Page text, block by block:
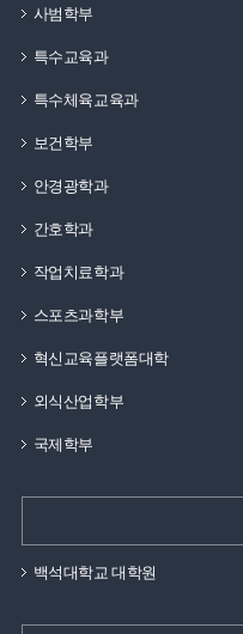
사범학부
특수교육과
특수체육교육과
보건학부
안경광학과
간호학과
작업치료학과
스포츠과학부
혁신교육플랫폼대학
외식산업학부
국제학부
백석대학교 대학원